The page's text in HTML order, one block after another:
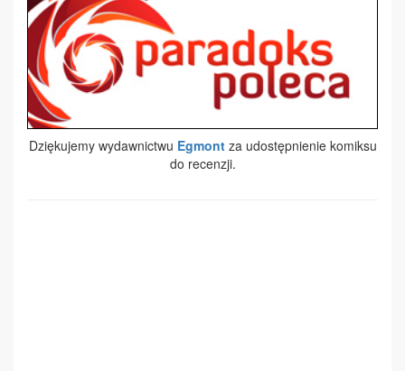
Dziękujemy wydawnictwu Egmontza udostępnienie komiksu
do recenzji.